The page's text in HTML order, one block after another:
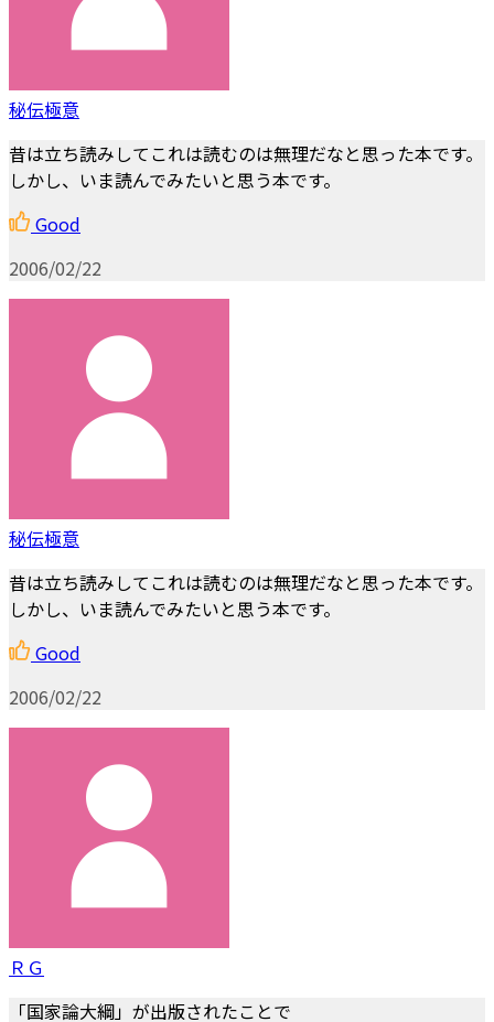
秘伝極意
昔は立ち読みしてこれは読むのは無理だなと思った本です。
しかし、いま読んでみたいと思う本です。
Good
2006/02/22
秘伝極意
昔は立ち読みしてこれは読むのは無理だなと思った本です。
しかし、いま読んでみたいと思う本です。
Good
2006/02/22
ＲＧ
「国家論大綱」が出版されたことで